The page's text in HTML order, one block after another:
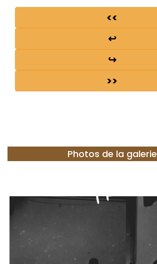
<<
↩
↪
>>
Photos de la galerie